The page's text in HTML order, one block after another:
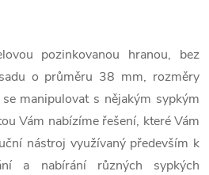
pozinkovanou hranou, bez
o průměru 38 mm, rozměry
manipulovat s nějakým sypkým
Vám nabízíme řešení, které Vám
nástroj využívaný především k
a nabírání různých sypkých